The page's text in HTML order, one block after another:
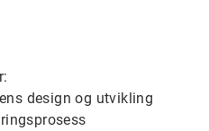
design og utvikling